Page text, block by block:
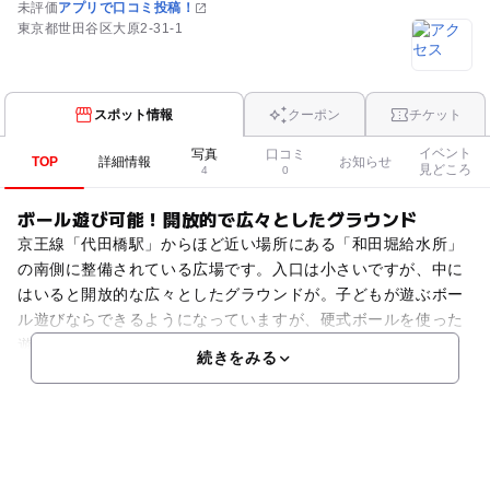
未評価アプリで口コミ投稿！
東京都世田谷区大原2-31-1
スポット情報 クーポン チケット
TOP 詳細情報 写真
4
口コミ
0
お知らせ
イベント
見どころ
ボール遊び可能！開放的で広々としたグラウンド
京王線「代田橋駅」からほど近い場所にある「和田堀給水所」
の南側に整備されている広場です。入口は小さいですが、中に
はいると開放的な広々としたグラウンドが。子どもが遊ぶボー
ル遊びならできるようになっていますが、硬式ボールを使った
遊びやスポーツはできませんので注意が必要です。広場の脇に
続きをみる